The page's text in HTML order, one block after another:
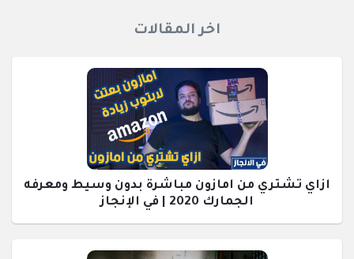
اخر المقالات
ازاي تشتري من امازون مباشرة بدون وسيط ومعرفه
الجمارك 2020 | في الإنجاز